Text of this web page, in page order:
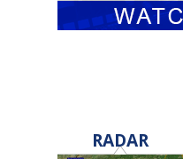
RADAR